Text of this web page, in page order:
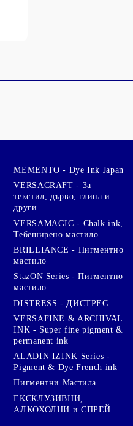
MEMENTO - Dye Ink Japan
VERSACRAFT - За
текстил, дърво, глина и
други
VERSAMAGIC - Chalk ink,
Тебеширено мастило
BRILLIANCE - Пигментно
мастило
StazON Series - Пигментно
мастило
DISTRESS - ДИСТРЕС
VERSAFINE & ARCHIVAL
INK - Super fine pigment &
permanent ink
ALADIN IZINK Series -
Pigment & Dye French ink
Пигментни Мастила
ЕКСКЛУЗИВНИ,
АЛКОХОЛНИ и СПРЕЙ